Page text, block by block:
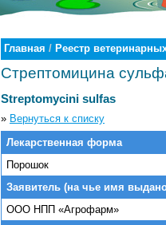
Главная / Реестр
Стрептомицина
Streptomycini sulfas
» Вернуться к списку
Лекарственная форма
Порошок
Заявитель (на чье имя
ООО НПП «Агрофарм»